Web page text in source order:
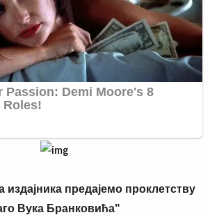
издајника предајемо проклетству
Вука Бранковића"